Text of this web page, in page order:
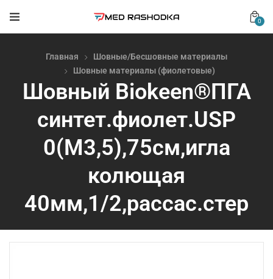
0
Главная
Шовные/Бесшовные материалы
Шовные материалы (фиолетовые)
Шовный Biokeen®ПГА
синтет.фиолет.USP
0(М3,5),75см,игла
колющая
40мм,1/2,рассас.стер